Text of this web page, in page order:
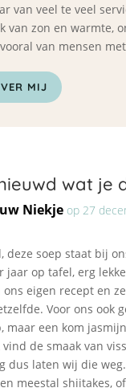
van veel te veel
van zon en warmte,
van mensen
MIJ
wat je
Niekje op 27
deze soep staat bij
jaar op tafel, erg
ons eigen recept en
Voor ons ook
maar een kom
vind de smaak van
dus laten wij die
meestal shiitakes,